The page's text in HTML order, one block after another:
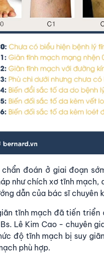
đoán ở giai đoạn
như chích xơ tĩnh
dẫn của bác sĩ chuyên
tĩnh mạch đã tiến
Lê Kim Cao - chuyên
độ tĩnh mạch bị suy
phù hợp.